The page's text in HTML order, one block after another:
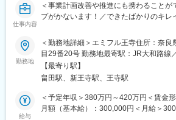
■教育制度
ます。
入社後、最低半年かけて現施設長と共に
て学びつつ、介護研修や資格取得などを
エリアマネージャーや先輩施設長につい
覚えてもらいます。より大きく成長して
ル向上のための「ケアマイスター制度」
も行っております。
仕事内容
＜事業計画改善や推進にも携わることが
プがかないます！／できたばかりのキレ
ハウも魅力＞
スタッフの教育やマネジメントを中心に
らせる施設の運営をお願いいたします。
前任からしっかり引継ぎを行いますので
ご応募ください。一緒に「エミフル」を
お待ちしております！
勤務地
＜勤務地詳細＞エミフル王寺住所：奈
目29番20号 勤務地最寄駅：JR大和路線
敷地内喫煙可能場所あり変更の範囲：無
【最寄り駅】
畠田駅、新王寺駅、王寺駅
給与
＜予定年収＞380万円～420万円＜賃金
月額（基本給）：300,000円＜月給＞